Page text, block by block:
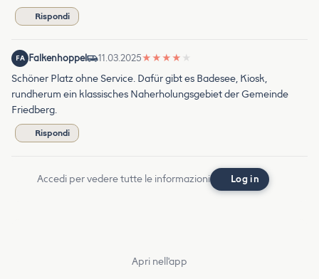
Rispondi
FA Falkenhoppel 11.03.2025★ ★ ★ ★ ★
Schöner Platz ohne Service. Dafür gibt es Badesee, Kiosk,
rundherum ein klassisches Naherholungsgebiet der Gemeinde
Friedberg.
Rispondi
Accedi per vedere tutte le informazioni Log in
Apri nell'app